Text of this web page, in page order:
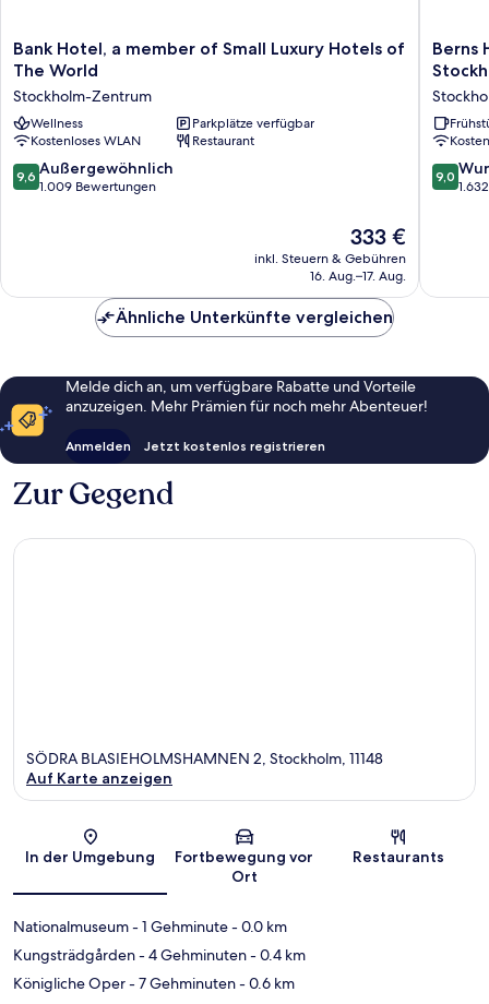
Bank
Hotel,
member
of
Small
Luxury
Hotels
Bank Hotel, a member of Small Luxury Hotels of
The World
Stockholm-Zentrum
Wellness
Parkplätze verfügbar
Kostenloses WLAN
Restaurant
9.6
von
9,6 Außergewöhnlich
1.009 Bewertungen
Der
Preis
beträgt
333 €
inkl. Steuern & Gebühren
16. Aug.–17. Aug.
Berns
Hotel
Hotel
in
the
heart
Berns
9.0
von
9,0
Ähnliche Unterkünfte vergleichen
Melde dich an, um verfügbare Rabatte und Vorteile
anzuzeigen. Mehr Prämien für noch mehr Abenteuer!
Anmelden Jetzt kostenlos registrieren
Zur Gegend
Karte
SÖDRA BLASIEHOLMSHAMNEN 2, Stockholm, 11148
Auf Karte anzeigen
In der Umgebung
Fortbewegung vor
Ort
Restaurants
Nationalmuseum- 1 Gehminute- 0.0 km
Kungsträdgården- 4 Gehminuten- 0.4 km
Königliche Oper- 7 Gehminuten- 0.6 km